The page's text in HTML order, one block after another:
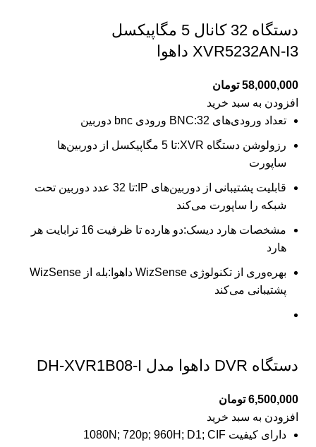
دستگاه 32 کانال 5 مگاپیکسل
XVR5232AN-I3 داهوا
58,000,000 تومان
افزودن به سبد خرید
تعداد ورودی‌های BNC:32 ورودی bnc دوربین
رزولوشن دستگاه XVR:تا 5 مگاپیکسل از دوربین‌ها
ساپورت
قابلیت پشتیبانی از دوربین‌های IP:تا 32 عدد دوربین تحت
شبکه را ساپورت می‌کند
مشخصات هارد دیسک:دو هارده تا ظرفیت 16 ترابایت هر
هارد
بهره‌وری از تکنولوژی WizSense داهوا:بله از WizSense
پشتیبانی می‌کند
دستگاه DVR داهوا مدل DH-XVR1B08-I
6,500,000 تومان
افزودن به سبد خرید
دارای کیفیت 1080N; 720p; 960H; D1; CIF